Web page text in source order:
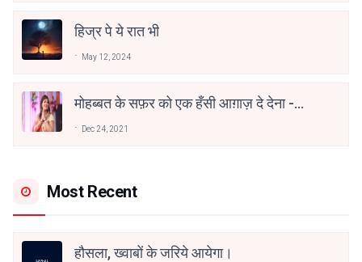
हिज्र पे ये रात भी
May 12, 2024
मोहब्बत के सफ़र को एक हँसी आग़ाज़ दे देना -
Dec 24, 2021
Most Recent
हौसला, ख्वाबों के जरिये आयेगा।